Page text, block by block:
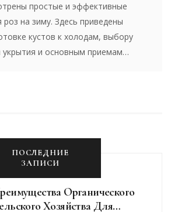
простые и эффективные
на зиму. Здесь приведены
кустов к холодам, выбору
укрытия и основным приемам
ПОСЛЕДНИЕ
ЗАПИСИ
Органического
Хозяйства Для